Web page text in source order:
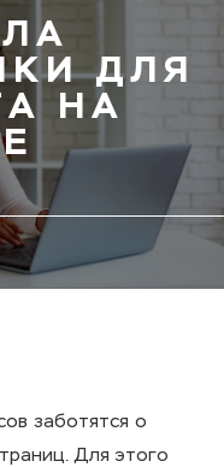
ДЛЯ
НА
заботятся о
Для этого